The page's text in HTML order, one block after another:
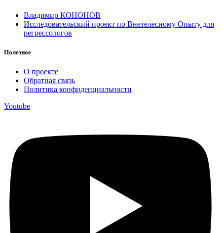
Владимир КОНОНОВ
Исследовательский проект по Внетелесному Опыту для
регрессологов
Полезное
О проекте
Обратная связь
Политика конфиденциальности
Youtube